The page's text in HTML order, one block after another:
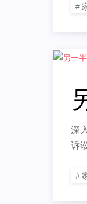
深
诉